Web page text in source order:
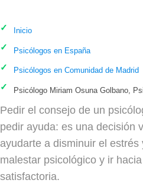
Inicio
Psicólogos en España
Psicólogos en Comunidad de Madrid
Psicólogo Miriam Osuna Golbano,
Pedir el consejo de un
pedir ayuda: es una decisión
ayudarte a disminuir el estrés
malestar psicológico y ir
satisfactoria.